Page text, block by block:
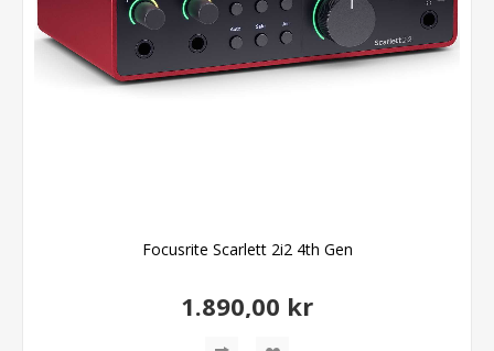
Focusrite Scarlett 2i2 4th Gen
1.890,00 kr